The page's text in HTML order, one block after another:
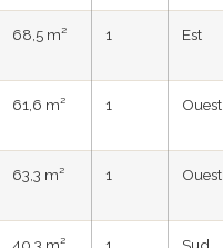
68,5 m² 1 Est
61,6 m² 1 Ouest
63,3 m² 1 Ouest
40,3 m² 1 Sud